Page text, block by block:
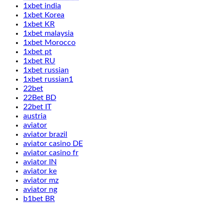
1xbet india
1xbet Korea
1xbet KR
1xbet malaysia
1xbet Morocco
1xbet pt
1xbet RU
1xbet russian
1xbet russian1
22bet
22Bet BD
22bet IT
austria
aviator
aviator brazil
aviator casino DE
aviator casino fr
aviator IN
aviator ke
aviator mz
aviator ng
b1bet BR